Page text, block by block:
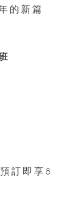
的新篇
訂即享8